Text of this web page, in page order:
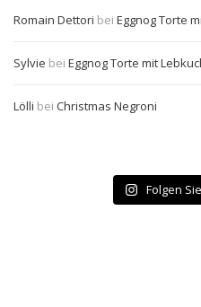
Romain Dettori bei Eggnog Torte
Sylvie bei Eggnog Torte mit
Lölli bei Christmas Negroni
Folgen